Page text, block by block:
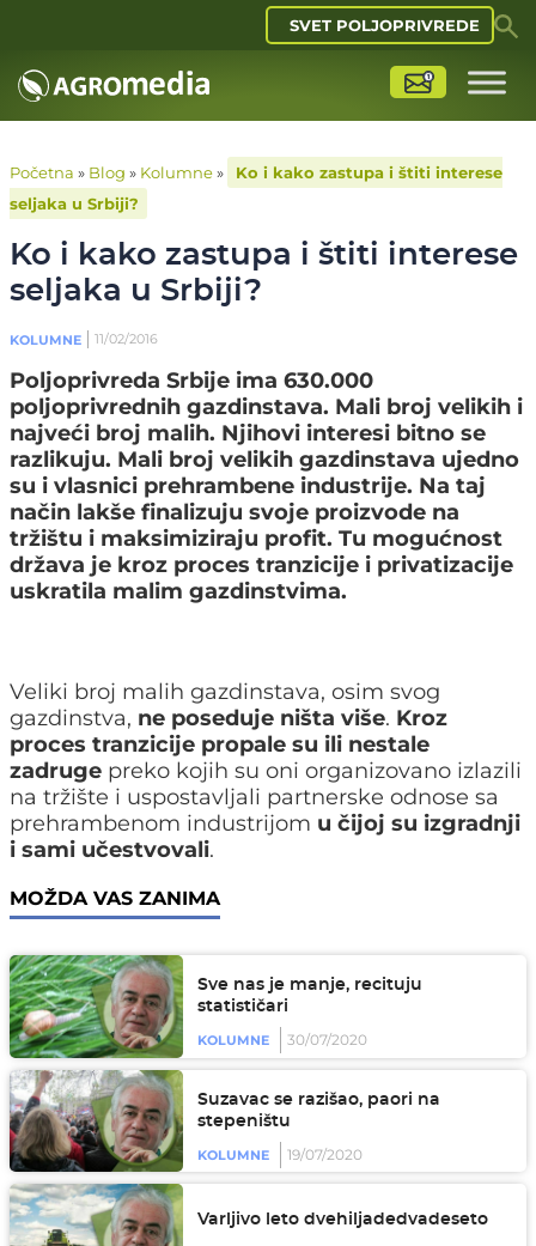
SVET POLJOPRIVREDE
Početna » Blog » Kolumne»
Ko i kako zastupa i štiti interese
seljaka u Srbiji?
Ko i kako zastupa i štiti interese
seljaka u Srbiji?
KOLUMNE 11/02/2016
Poljoprivreda Srbije ima 630.000
poljoprivrednih gazdinstava. Mali broj velikih i
najveći broj malih. Njihovi interesi bitno se
razlikuju. Mali broj velikih gazdinstava ujedno
su i vlasnici prehrambene industrije. Na taj
način lakše finalizuju svoje proizvode na
tržištu i maksimiziraju profit. Tu mogućnost
država je kroz proces tranzicije i privatizacije
uskratila malim gazdinstvima.
Veliki broj malih gazdinstava, osim svog
gazdinstva, ne poseduje ništa više. Kroz
proces tranzicije propale su ili nestale
zadruge preko kojih su oni organizovano izlazili
na tržište i uspostavljali partnerske odnose sa
prehrambenom industrijom u čijoj su izgradnji
i sami učestvovali.
MOŽDA VAS ZANIMA
Sve nas je manje, recituju
statističari
KOLUMNE 30/07/2020
Suzavac se razišao, paori na
stepeništu
KOLUMNE 19/07/2020
Varljivo leto dvehiljadedvadeseto